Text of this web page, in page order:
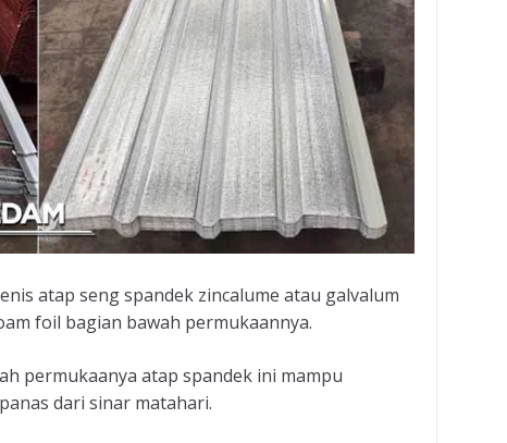
atap seng spandek zincalume atau galvalum
foil bagian bawah permukaannya.
permukaanya atap spandek ini mampu
dari sinar matahari.